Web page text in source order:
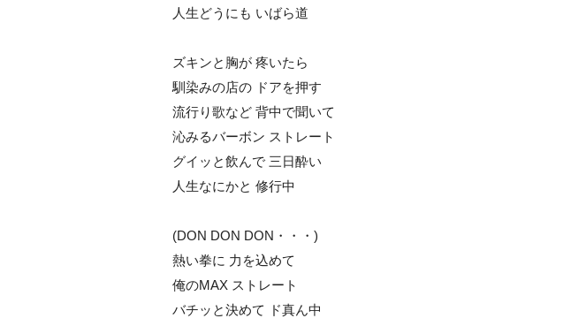
人生どうにも いばら道
ズキンと胸が 疼いたら
馴染みの店の ドアを押す
流行り歌など 背中で聞いて
沁みるバーボン ストレート
グイッと飲んで 三日酔い
人生なにかと 修行中
(DON DON DON・・・)
熱い拳に 力を込めて
俺のMAX ストレート
バチッと決めて ド真ん中